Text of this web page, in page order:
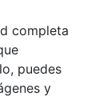
completa
puedes
y